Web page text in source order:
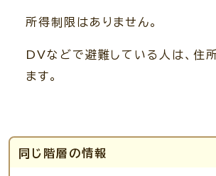
所得制限はありません。
DVなどで避難している人は、住
ます。
同じ階層の情報